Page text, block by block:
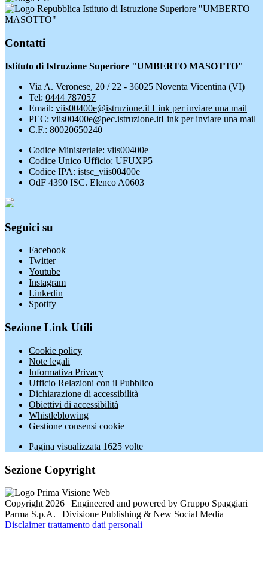
Istituto di Istruzione Superiore "UMBERTO
MASOTTO"
Contatti
Istituto di Istruzione Superiore "UMBERTO MASOTTO"
Via A. Veronese, 20 / 22 - 36025 Noventa Vicentina (VI)
Tel: 0444 787057
Email: viis00400e@istruzione.it Link per inviare una mail
PEC: viis00400e@pec.istruzione.itLink per inviare una mail
C.F.: 80020650240
Codice Ministeriale: viis00400e
Codice Unico Ufficio: UFUXP5
Codice IPA: istsc_viis00400e
OdF 4390 ISC. Elenco A0603
Seguici su
Facebook
Twitter
Youtube
Instagram
Linkedin
Spotify
Sezione Link Utili
Cookie policy
Note legali
Informativa Privacy
Ufficio Relazioni con il Pubblico
Dichiarazione di accessibilità
Obiettivi di accessibilità
Whistleblowing
Gestione consensi cookie
Pagina visualizzata 1625 volte
Sezione Copyright
Copyright 2026 | Engineered and powered by Gruppo Spaggiari
Parma S.p.A. | Divisione Publishing & New Social Media
Disclaimer trattamento dati personali